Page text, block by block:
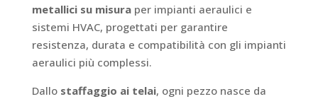
metallici su misuraper impianti aeraulici e
sistemi HVAC, progettati per garantire
resistenza, durata e compatibilità con gli impianti
aeraulici più complessi.
Dallo staffaggio ai telai, ogni pezzo nasce da